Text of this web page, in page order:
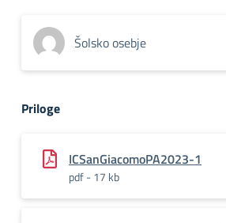
Šolsko osebje
Priloge
ICSanGiacomoPA2023-1
pdf - 17 kb